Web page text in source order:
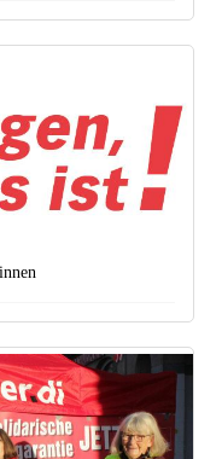
der Spedition Mazur